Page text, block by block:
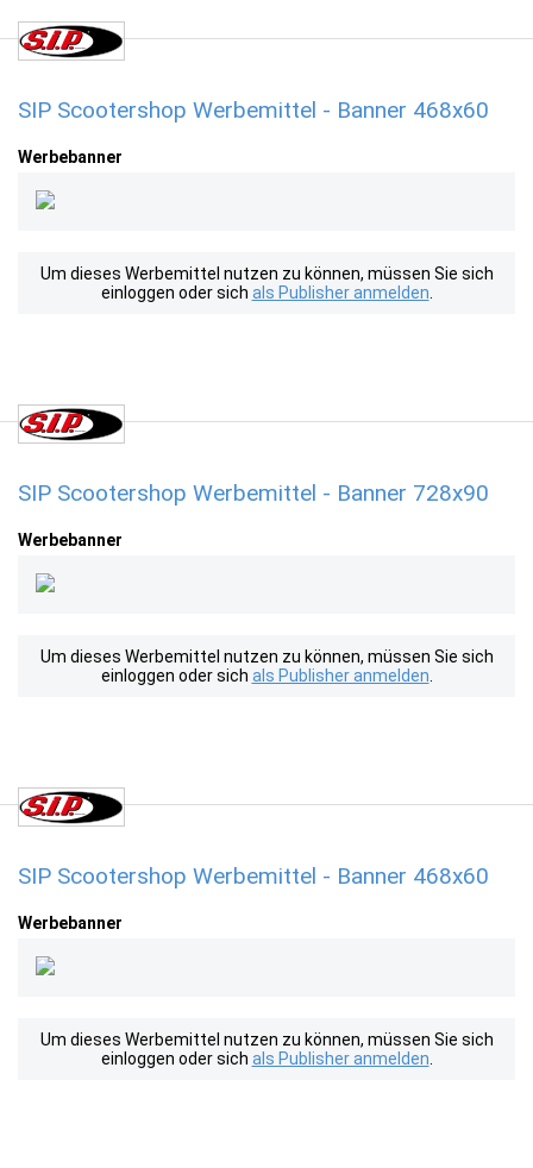
SIP Scootershop Werbemittel - Banner 468x60
Werbebanner
Um dieses Werbemittel nutzen zu können, müssen Sie sich
einloggen oder sich als Publisher anmelden
SIP Scootershop Werbemittel - Banner 728x90
Werbebanner
Um dieses Werbemittel nutzen zu können, müssen Sie sich
einloggen oder sich als Publisher anmelden
SIP Scootershop Werbemittel - Banner 468x60
Werbebanner
Um dieses Werbemittel nutzen zu können, müssen Sie sich
einloggen oder sich als Publisher anmelden